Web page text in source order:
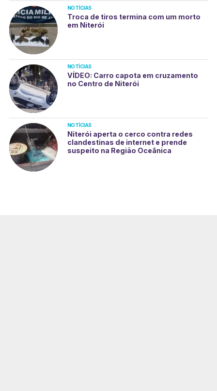
NOTÍCIAS
Troca de tiros termina com um morto
em Niterói
NOTÍCIAS
VÍDEO: Carro capota em cruzamento
no Centro de Niterói
NOTÍCIAS
Niterói aperta o cerco contra redes
clandestinas de internet e prende
suspeito na Região Oceânica